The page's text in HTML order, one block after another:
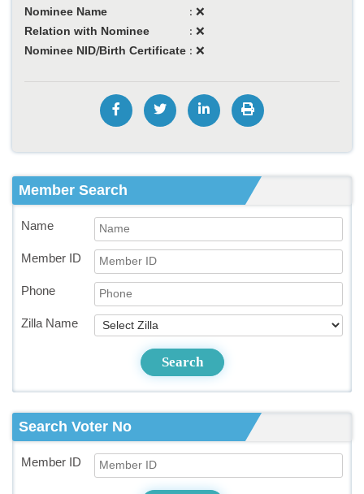
Nominee Name
: ❌
Relation with Nominee
: ❌
Nominee NID/Birth Certificate : ❌
Member Search
Name
Member ID
Phone
Zilla Name
Search
Search Voter No
Member ID